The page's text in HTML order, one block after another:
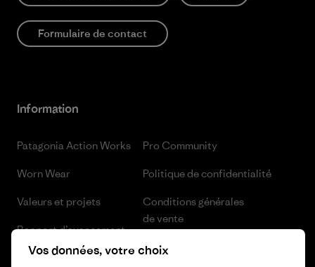
Formulaire de contact
Information
Patagonia Action Works
Worn Wear
Valeurs et projets
Rapport d’avancement
Business Unusual
Pro Community
Politique de confidentialité
Conditions générales
de vente
Préférences de cookie
Vos données, votre choix